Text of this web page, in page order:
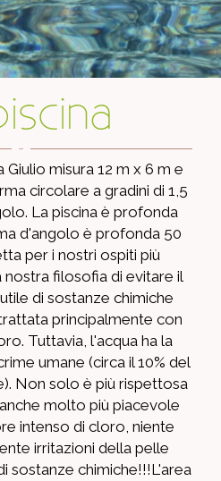
Giulio misura 12 m x 6 m e
circolare a gradini di 1,5
La piscina è profonda
d'angolo è profonda 50
per i nostri ospiti più
nostra filosofia di evitare il
di sostanze chimiche
principalmente con
Tuttavia, l'acqua ha la
umane (circa il 10% del
Non solo è più rispettosa
molto più piacevole
intenso di cloro, niente
irritazioni della pelle
sostanze chimiche!!!L'area